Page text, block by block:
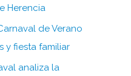
Herencia
de Verano
y fiesta familiar
analiza la